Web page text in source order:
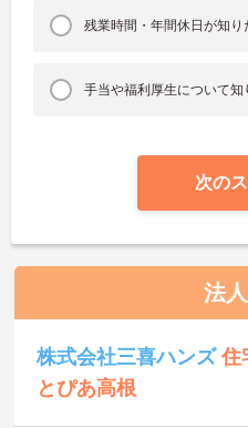
残業時間・年間休日が知り
手当や福利厚生について知
次の
法
株式会社三喜ハンズ住
とぴあ高根